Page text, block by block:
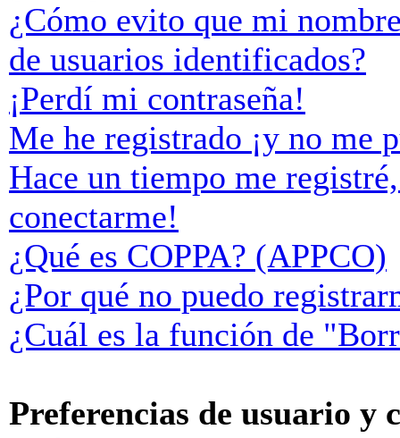
¿Cómo evito que mi
de usuarios identificados?
¡Perdí mi contraseña!
Me he registrado ¡y no me
Hace un tiempo me
conectarme!
¿Qué es COPPA? (APPCO)
¿Por qué no puedo
¿Cuál es la función de
Preferencias de usuario y